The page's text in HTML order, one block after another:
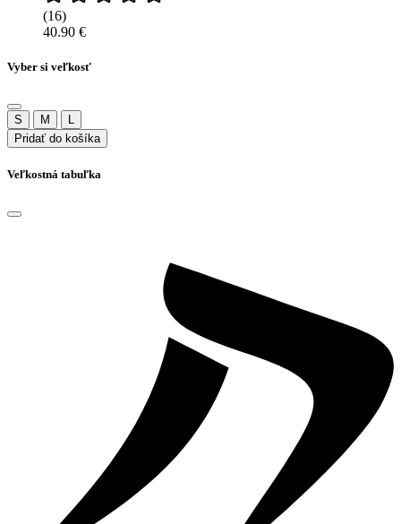
(16)
40.90 €
Vyber si veľkosť
S M
L
Pridať do košíka
Veľkostná tabuľka